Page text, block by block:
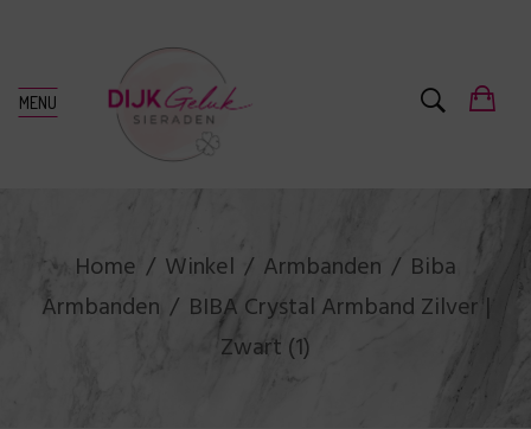
MENU
Home Winkel Armbanden
Biba
Armbanden
BIBA Crystal Armband Zilver |
Zwart (1)